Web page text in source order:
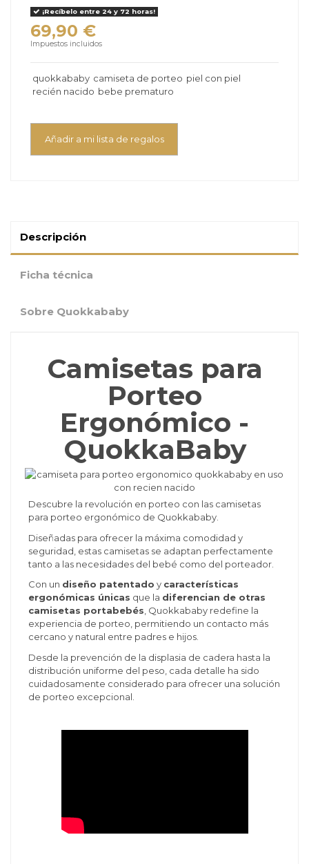
¡Recíbelo entre 24 y 72 horas!
69,90 €
Impuestos incluidos
quokkababy camiseta de porteo piel con piel
recién nacido bebe prematuro
Añadir a mi lista de regalos
Descripción
Ficha técnica
Sobre Quokkababy
Camisetas para
Porteo
Ergonómico -
QuokkaBaby
Descubre la revolución en porteo con las camisetas
para porteo ergonómico de Quokkababy.
Diseñadas para ofrecer la máxima comodidad y
seguridad, estas camisetas se adaptan perfectamente
tanto a las necesidades del bebé como del porteador.
Con un diseño patentado y características
ergonómicas únicas que la diferencian de otras
camisetas portabebés , Quokkababy redefine la
experiencia de porteo, permitiendo un contacto más
cercano y natural entre padres e hijos.
Desde la prevención de la displasia de cadera hasta la
distribución uniforme del peso, cada detalle ha sido
cuidadosamente considerado para ofrecer una solución
de porteo excepcional.